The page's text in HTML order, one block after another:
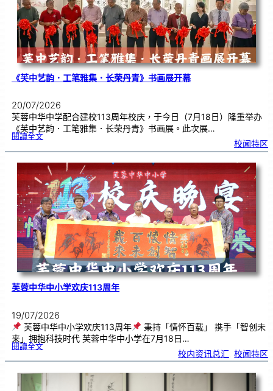
素
质
讲
座
《芙中艺韵．工笔雅集．长荣丹青》书画展开幕
20/07/2026
芙蓉中华中学配合建校113周年校庆，于今日（7月18日）隆重举办
《芙中艺韵．工笔雅集．长荣丹青》书画展。此次展…
閱讀全文:《
艺
．
工
笔
雅
集
．
长
荣
丹
青
》
书
画
展
开
幕
校闻特区
芙蓉中华中小学欢庆113周年
19/07/2026
芙蓉中华中小学欢庆113周年
秉持「情怀百载」 携手「智创未
来」拥抱科技时代 芙蓉中华中小学在7月18日…
閱讀全文:芙
华
小
学
欢庆
校内资讯总汇 校闻特区